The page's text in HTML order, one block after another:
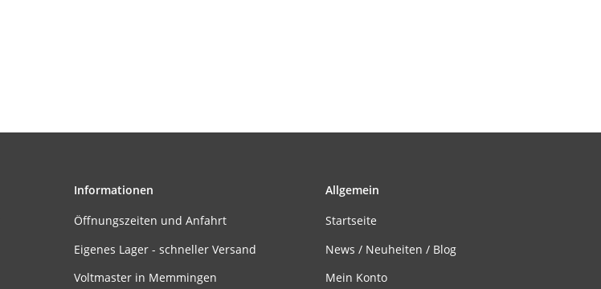
Informationen
Öffnungszeiten und Anfahrt
Eigenes Lager - schneller Versand
Voltmaster in Memmingen
Allgemein
Startseite
News / Neuheiten / Blog
Mein Konto